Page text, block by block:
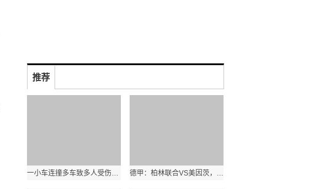
推荐
一小车连撞多车致多人受伤！亲历者讲述惊魂一幕 德甲：柏林联合VS美因茨，西甲：巴塞罗那VS加的斯